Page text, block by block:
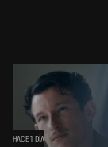
HACE 1 DÍA